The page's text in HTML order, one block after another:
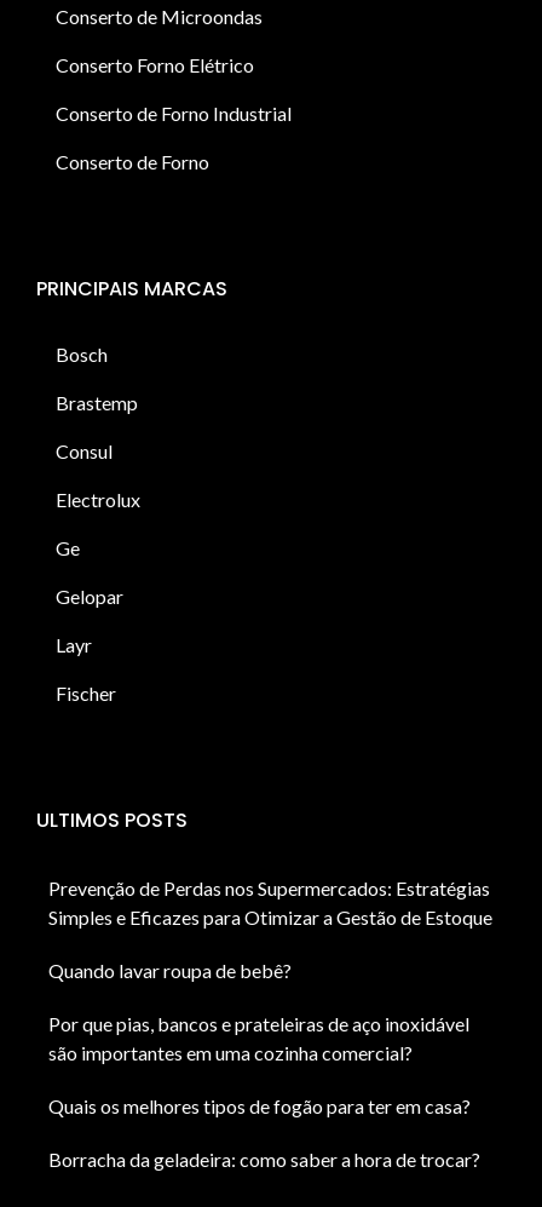
Conserto de Microondas
Conserto Forno Elétrico
Conserto de Forno Industrial
Conserto de Forno
PRINCIPAIS MARCAS
Bosch
Brastemp
Consul
Electrolux
Ge
Gelopar
Layr
Fischer
ULTIMOS POSTS
Prevenção de Perdas nos Supermercados: Estratégias
Simples e Eficazes para Otimizar a Gestão de Estoque
Quando lavar roupa de bebê?
Por que pias, bancos e prateleiras de aço inoxidável
são importantes em uma cozinha comercial?
Quais os melhores tipos de fogão para ter em casa?
Borracha da geladeira: como saber a hora de trocar?